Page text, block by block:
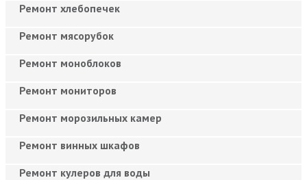
Ремонт хлебопечек
Ремонт мясорубок
Ремонт моноблоков
Ремонт мониторов
Ремонт морозильных камер
Ремонт винных шкафов
Ремонт кулеров для воды